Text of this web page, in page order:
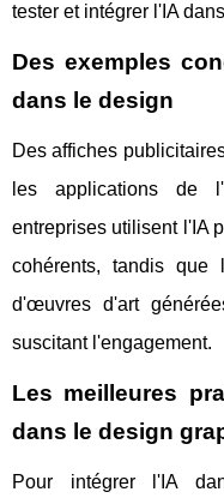
tester et intégrer l'IA
Des exemples
dans le design
Des affiches
les applications de
entreprises utilisent l'IA
cohérents, tandis que
d'œuvres d'art
suscitant l'engagement.
Les meilleures
dans le design
Pour intégrer l'IA